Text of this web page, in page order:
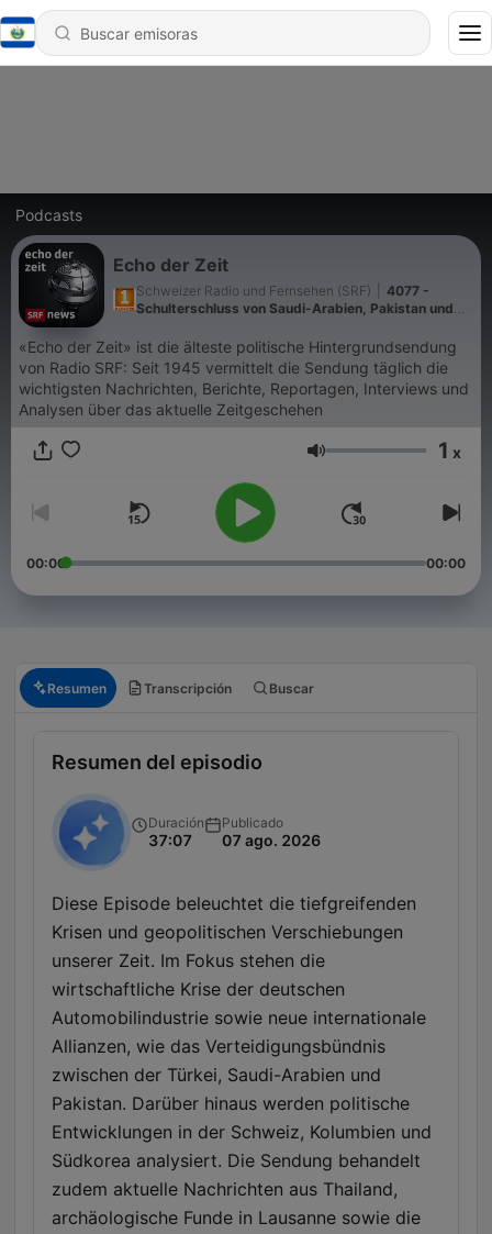
Podcasts
Echo der Zeit
Schweizer Radio und Fernsehen (SRF)
4077 -
Schulterschluss von Saudi-Arabien, Pakistan und
«Echo der Zeit» ist die älteste politische Hintergrundsendung
von Radio SRF: Seit 1945 vermittelt die Sendung täglich die
wichtigsten Nachrichten, Berichte, Reportagen, Interviews und
Analysen über das aktuelle Zeitgeschehen
Volumen 1 x
00:00 00:00
Resumen Transcripción Buscar
Resumen del episodio
Duración
37:07
Publicado
07 ago. 2026
Diese Episode beleuchtet die tiefgreifenden
Krisen und geopolitischen Verschiebungen
unserer Zeit. Im Fokus stehen die
wirtschaftliche Krise der deutschen
Automobilindustrie sowie neue internationale
Allianzen, wie das Verteidigungsbündnis
zwischen der Türkei, Saudi-Arabien und
Pakistan. Darüber hinaus werden politische
Entwicklungen in der Schweiz, Kolumbien und
Südkorea analysiert. Die Sendung behandelt
zudem aktuelle Nachrichten aus Thailand,
archäologische Funde in Lausanne sowie die